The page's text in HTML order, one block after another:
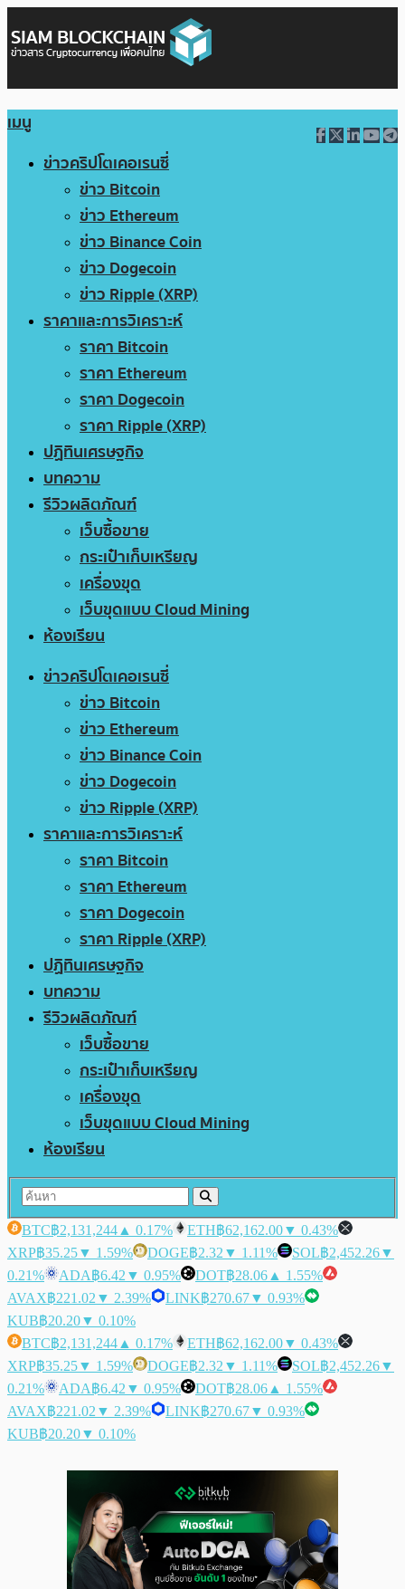
เมนู
ข่าวคริปโตเคอเรนซี่
ข่าว Bitcoin
ข่าว Ethereum
ข่าว Binance Coin
ข่าว Dogecoin
ข่าว Ripple (XRP)
ราคาและการวิเคราะห์
ราคา Bitcoin
ราคา Ethereum
ราคา Dogecoin
ราคา Ripple (XRP)
ปฏิทินเศรษฐกิจ
บทความ
รีวิวผลิตภัณฑ์
เว็บซื้อขาย
กระเป๋าเก็บเหรียญ
เครื่องขุด
เว็บขุดแบบ Cloud Mining
ห้องเรียน
ข่าวคริปโตเคอเรนซี่
ข่าว Bitcoin
ข่าว Ethereum
ข่าว Binance Coin
ข่าว Dogecoin
ข่าว Ripple (XRP)
ราคาและการวิเคราะห์
ราคา Bitcoin
ราคา Ethereum
ราคา Dogecoin
ราคา Ripple (XRP)
ปฏิทินเศรษฐกิจ
บทความ
รีวิวผลิตภัณฑ์
เว็บซื้อขาย
กระเป๋าเก็บเหรียญ
เครื่องขุด
เว็บขุดแบบ Cloud Mining
ห้องเรียน
BTC฿2,131,244 ▲ 0.17% ETH฿62,162.00▼ 0.43%
XRP฿35.25▼ 1.59% DOGE฿2.32 ▼ 1.11% SOL฿2,452.26▼
0.21%
ADA฿6.42 ▼ 0.95% DOT฿28.06 ▲ 1.55%
AVAX฿221.02 ▼ 2.39% LINK฿270.67▼ 0.93%
KUB฿20.20▼ 0.10%
BTC฿2,131,244 ▲ 0.17% ETH฿62,162.00▼ 0.43%
XRP฿35.25▼ 1.59% DOGE฿2.32 ▼ 1.11% SOL฿2,452.26▼
0.21%
ADA฿6.42 ▼ 0.95% DOT฿28.06 ▲ 1.55%
AVAX฿221.02 ▼ 2.39% LINK฿270.67▼ 0.93%
KUB฿20.20▼ 0.10%